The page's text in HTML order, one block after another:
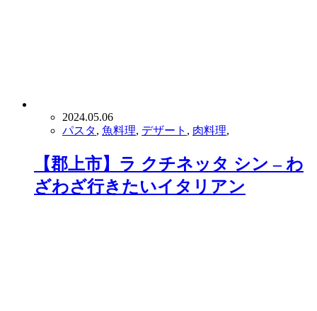
2024.05.06
パスタ, 魚料理, デザート , 肉料理,
【郡上市】ラ クチネッタ シン – わ
ざわざ行きたいイタリアン